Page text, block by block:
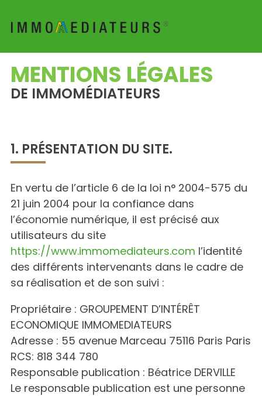
MENTIONS LÉGALES
DE IMMOMÉDIATEURS
1. PRÉSENTATION DU SITE.
En vertu de l’article 6 de la loi n° 2004-575 du
21 juin 2004 pour la confiance dans
l’économie numérique, il est précisé aux
utilisateurs du site
https://www.immomediateurs.com l’identité
des différents intervenants dans le cadre de
sa réalisation et de son suivi :
Propriétaire : GROUPEMENT D’INTÉRÊT
ECONOMIQUE IMMOMEDIATEURS
Adresse : 55 avenue Marceau 75116 Paris Paris
RCS: 818 344 780
Responsable publication : Béatrice DERVILLE
Le responsable publication est une personne